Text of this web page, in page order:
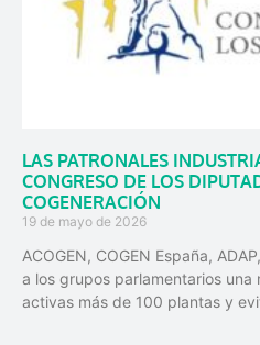
LAS PATRONALES
CONGRESO DE LOS
COGENERACIÓN
19 de mayo de 2026
ACOGEN, COGEN España,
a los grupos parlamentarios
activas más de 100 plantas y